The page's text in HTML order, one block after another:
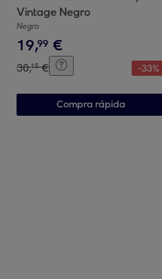
Vintage Negro
Negro
19,99 €
30,15 € -33%
Compra rápida